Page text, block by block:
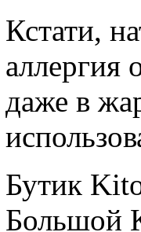
Кстати,
аллергия
даже в
Бутик
Большой